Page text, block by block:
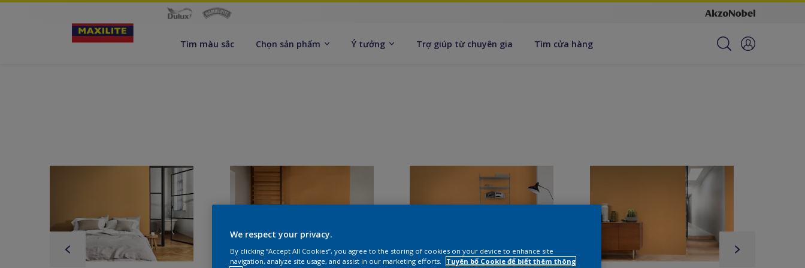
Tìm màu sắc Chọn sản phẩm Ý tưởng Trợ giúp từ chuyên gia Tìm cửa hàng
We respect your privacy.
By clicking “Accept All Cookies”, you agree to the storing of cookies on your device to enhance site
navigation, analyze site usage, and assist in our marketing efforts.
Tuyên bố Cookie để biết thêm thông